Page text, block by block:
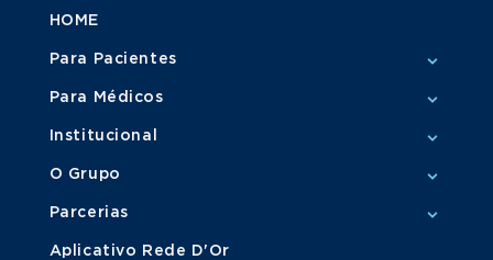
HOME
Para Pacientes
Para Médicos
Institucional
O Grupo
Parcerias
Aplicativo Rede D'Or